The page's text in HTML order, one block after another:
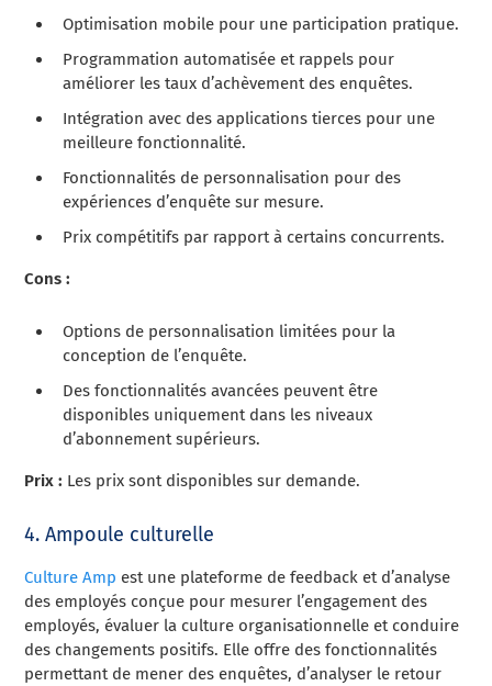
Optimisation mobile pour une participation pratique.
Programmation automatisée et rappels pour
améliorer les taux d’achèvement des enquêtes.
Intégration avec des applications tierces pour une
meilleure fonctionnalité.
Fonctionnalités de personnalisation pour des
expériences d’enquête sur mesure.
Prix compétitifs par rapport à certains concurrents.
Cons :
Options de personnalisation limitées pour la
conception de l’enquête.
Des fonctionnalités avancées peuvent être
disponibles uniquement dans les niveaux
d’abonnement supérieurs.
Prix : Les prix sont disponibles sur demande.
4. Ampoule culturelle
Culture Amp est une plateforme de feedback et d’analyse
des employés conçue pour mesurer l’engagement des
employés, évaluer la culture organisationnelle et conduire
des changements positifs. Elle offre des fonctionnalités
permettant de mener des enquêtes, d’analyser le retour